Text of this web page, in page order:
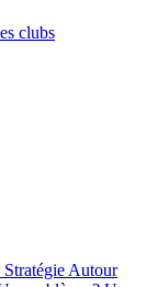
clubs
Stratégie Autour